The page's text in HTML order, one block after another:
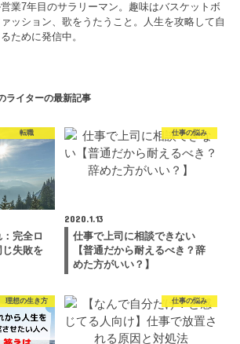
業7年目のサラリーマン。趣味はバスケットボ
ッション、歌をうたうこと。人生を攻略して自
ために発信中。
ライターの最新記事
転職
完全ロ
じ失敗を
仕事の悩み
2020.1.13
仕事で上司に相談できない
【普通だから耐えるべき？辞
めた方がいい？】
理想の生き方 仕事の悩み